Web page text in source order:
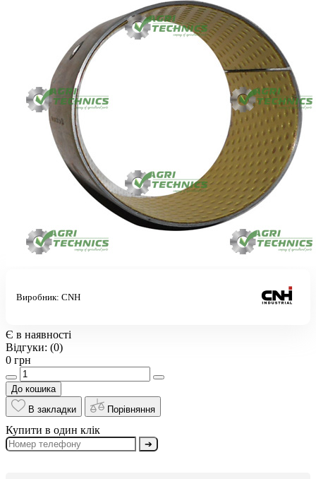
Виробник: CNH
Є в наявності
Відгуки: (0)
0 грн
До кошика
В закладки
Порівняння
Купити в один клік
➔